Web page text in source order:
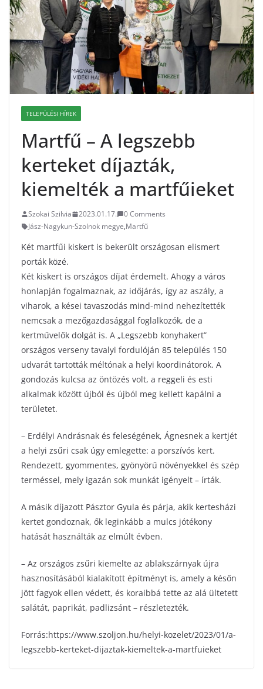
TELEPÜLÉSI HÍREK
Martfű – A legszebb
kerteket díjazták,
kiemelték a martfűieket
Szokai Szilvia 2023.01.17.
0 Comments
Jász-Nagykun-Szolnok megye,Martfű
Két martfűi kiskert is bekerült országosan elismert
porták közé.
Két kiskert is országos díjat érdemelt. Ahogy a város
honlapján fogalmaznak, az időjárás, így az aszály, a
viharok, a kései tavaszodás mind-mind nehezítették
nemcsak a mezőgazdasággal foglalkozók, de a
kertművelők dolgát is. A „Legszebb konyhakert”
országos verseny tavalyi fordulóján 85 település 150
udvarát tartották méltónak a helyi koordinátorok. A
gondozás kulcsa az öntözés volt, a reggeli és esti
alkalmak között újból és újból meg kellett kapálni a
területet.
– Erdélyi Andrásnak és feleségének, Ágnesnek a kertjét
a helyi zsűri csak úgy emlegette: a porszívós kert.
Rendezett, gyommentes, gyönyörű növényekkel és szép
terméssel, mely igazán sok munkát igényelt – írták.
A másik díjazott Pásztor Gyula és párja, akik kertesházi
kertet gondoznak, ők leginkább a mulcs jótékony
hatását használták az elmúlt évben.
– Az országos zsűri kiemelte az ablakszárnyak újra
hasznosításából kialakított építményt is, amely a későn
jött fagyok ellen védett, és koraibbá tette az alá ültetett
salátát, paprikát, padlizsánt – részletezték.
Forrás:https://www.szoljon.hu/helyi-kozelet/2023/01/a-
legszebb-kerteket-dijaztak-kiemeltek-a-martfuieket